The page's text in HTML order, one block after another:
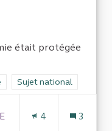
était protégée
: Sécurité sociale, santé
Filtrer les résultats
Sujet national
4 3